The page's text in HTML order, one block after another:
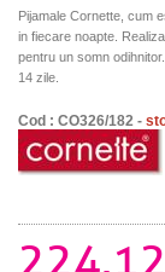
Pijamale Cornette, cum
in fiecare noapte.
pentru un somn
14 zile.
Cod : CO326/182 -
224.12